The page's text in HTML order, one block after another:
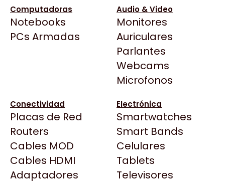
Computadoras
Notebooks
PCs Armadas
Audio & Video
Monitores
Auriculares
Parlantes
Webcams
Microfonos
Conectividad
Placas de Red
Routers
Cables MOD
Cables HDMI
Adaptadores
Electrónica
Smartwatches
Smart Bands
Celulares
Tablets
Televisores
BenQ
CX
Cooler Master
Deepcool
Dell
EVGA
Gamemax
Genesis
Genius
Todas las Tiendas
Click Gaming
Compufan Store
Dinobyte
Full H4rd
Gaming City
Gezatek
$228.138
Ver producto en la página de Gaming Point